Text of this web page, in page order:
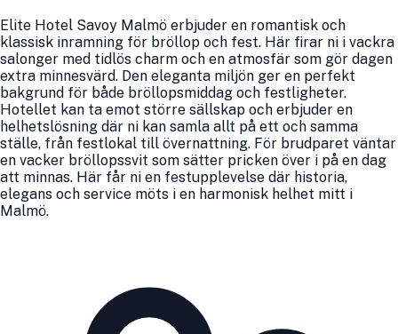
Elite Hotel Savoy Malmö erbjuder en romantisk och
klassisk inramning för bröllop och fest. Här firar ni i vackra
salonger med tidlös charm och en atmosfär som gör dagen
extra minnesvärd. Den eleganta miljön ger en perfekt
bakgrund för både bröllopsmiddag och festligheter.
Hotellet kan ta emot större sällskap och erbjuder en
helhetslösning där ni kan samla allt på ett och samma
ställe, från festlokal till övernattning. För brudparet väntar
en vacker bröllopssvit som sätter pricken över i på en dag
att minnas. Här får ni en festupplevelse där historia,
elegans och service möts i en harmonisk helhet mitt i
Malmö.